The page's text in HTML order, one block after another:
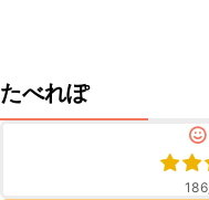
たべれぽ
186